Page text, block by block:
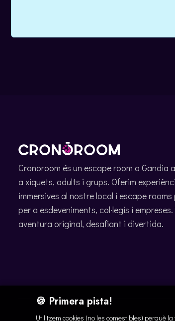
Cronoroom és un escape room a Gandia
a xiquets, adults i grups. Oferim
immersives al nostre local i escape
per a esdeveniments, col·legis i
aventura original, desafiant i divertida.
🍪 Primera pista!
Utilitzem cookies (no les comestibles) perquè